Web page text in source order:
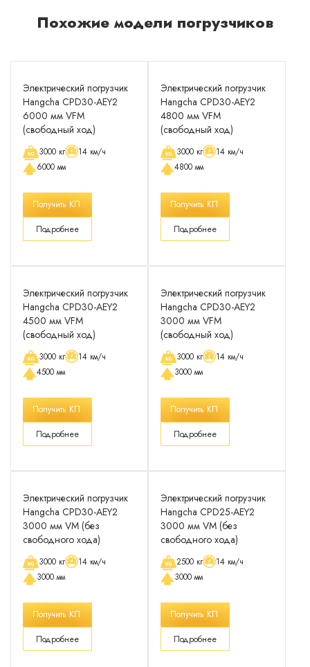
Похожие модели погрузчиков
Электрический погрузчик
Hangcha CPD30-AEY2
6000 мм VFM
(свободный ход)
3000 кг
14 км/ч
6000 мм
Получить КП
Подробнее
Электрический погрузчик
Hangcha CPD30-AEY2
4800 мм VFM
(свободный ход)
3000 кг
14 км/ч
4800 мм
Получить КП
Подробнее
Электрический погрузчик
Hangcha CPD30-AEY2
4500 мм VFM
(свободный ход)
3000 кг
14 км/ч
4500 мм
Получить КП
Подробнее
Электрический погрузчик
Hangcha CPD30-AEY2
3000 мм VFM
(свободный ход)
3000 кг
14 км/ч
3000 мм
Получить КП
Подробнее
Электрический погрузчик
Hangcha CPD30-AEY2
3000 мм VM (без
свободного хода)
3000 кг
14 км/ч
3000 мм
Получить КП
Подробнее
Электрический погрузчик
Hangcha CPD25-AEY2
3000 мм VM (без
свободного хода)
2500 кг
14 км/ч
3000 мм
Получить КП
Подробнее